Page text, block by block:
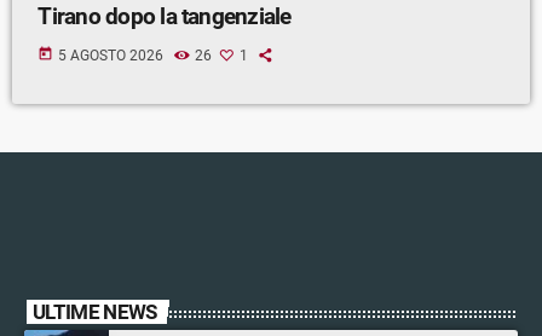
Tirano dopo la tangenziale
today 5 AGOSTO 2026 26 1
ULTIME NEWS